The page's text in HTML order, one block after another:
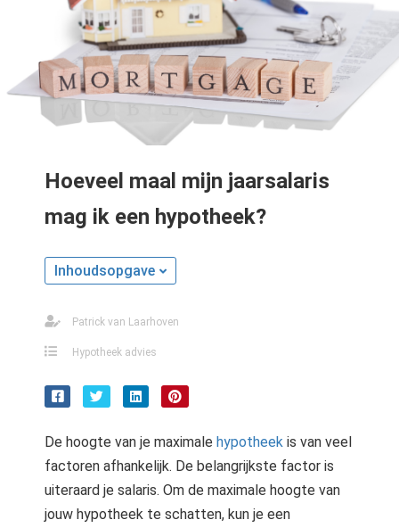
Hoeveel maal mijn jaarsalaris
mag ik een hypotheek?
Inhoudsopgave
Patrick van Laarhoven
Hypotheek advies
De hoogte van je maximale hypotheek is van veel
factoren afhankelijk. De belangrijkste factor is
uiteraard je salaris. Om de maximale hoogte van
jouw hypotheek te schatten, kun je een